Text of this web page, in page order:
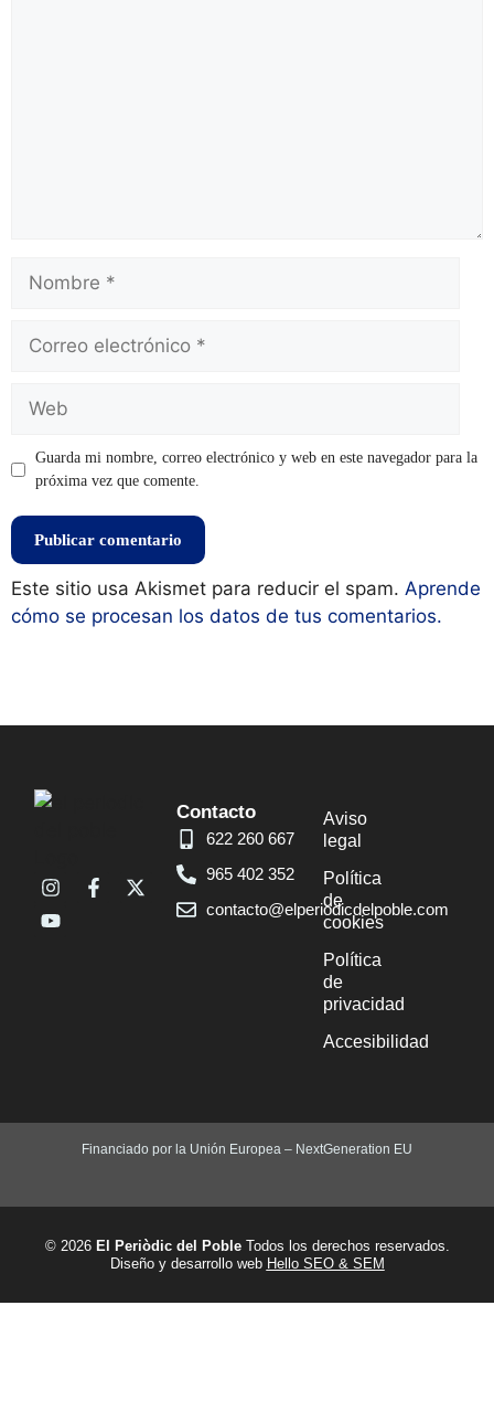
Guarda mi nombre, correo electrónico y web en este navegador para la
próxima vez que comente.
Este sitio usa Akismet para reducir el spam. Aprende
cómo se procesan los datos de tus comentarios.
Contacto
622 260 667
965 402 352
contacto@elperiodicdelpoble.com
Aviso
legal
Política
de
cookies
Política
de
privacidad
Accesibilidad
Financiado por la Unión Europea – NextGeneration EU
© 2026 El Periòdic del PobleTodos los derechos reservados.
Diseño y desarrollo web Hello SEO & SEM